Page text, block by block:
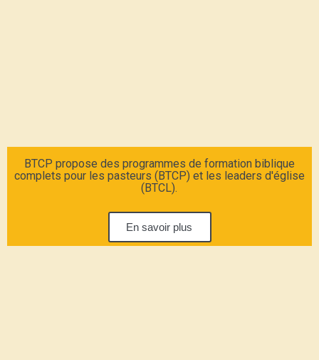
BTCP propose des programmes de formation biblique
complets pour les pasteurs (BTCP) et les leaders d'église
(BTCL).
En savoir plus